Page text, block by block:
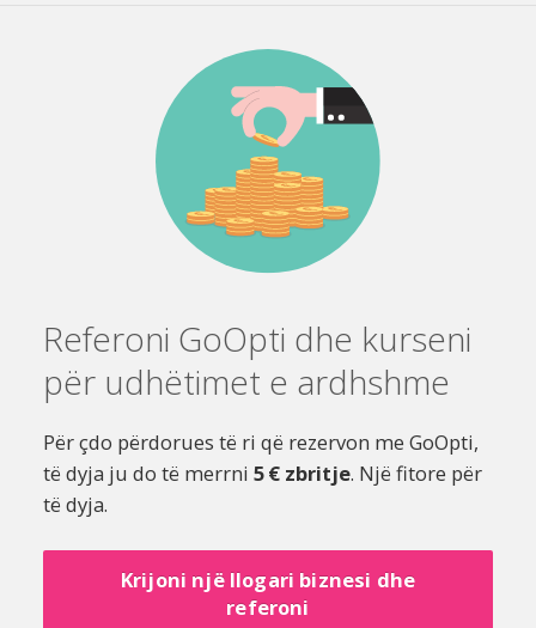
Referoni GoOpti dhe kurseni
për udhëtimet e ardhshme
Për çdo përdorues të ri që rezervon me GoOpti,
të dyja ju do të merrni 5 € zbritje. Një fitore për
të dyja.
Krijoni një llogari biznesi dhe
referoni